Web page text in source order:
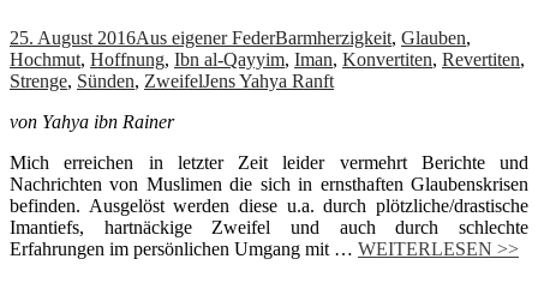
25. August 2016Aus eigener FederBarmherzigkeit, Glauben,
Hochmut, Hoffnung, Ibn al-Qayyim, Iman, Konvertiten, Revertiten,
Strenge, Sünden, ZweifelJens Yahya Ranft
von Yahya ibn Rainer
Mich erreichen in letzter Zeit leider vermehrt Berichte und
Nachrichten von Muslimen die sich in ernsthaften Glaubenskrisen
befinden. Ausgelöst werden diese u.a. durch plötzliche/drastische
Imantiefs, hartnäckige Zweifel und auch durch schlechte
Erfahrungen im persönlichen Umgang mit … WEITERLESEN >>